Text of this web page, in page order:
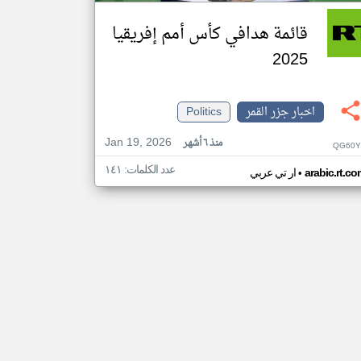
قائمة هدافي كأس أمم إفريقيا
2025
اخبار جزر القمر
Politics
Jan 19, 2026
منذ ٦ أشهر
ار تي عربي• عدد الكلمات: ١٤١